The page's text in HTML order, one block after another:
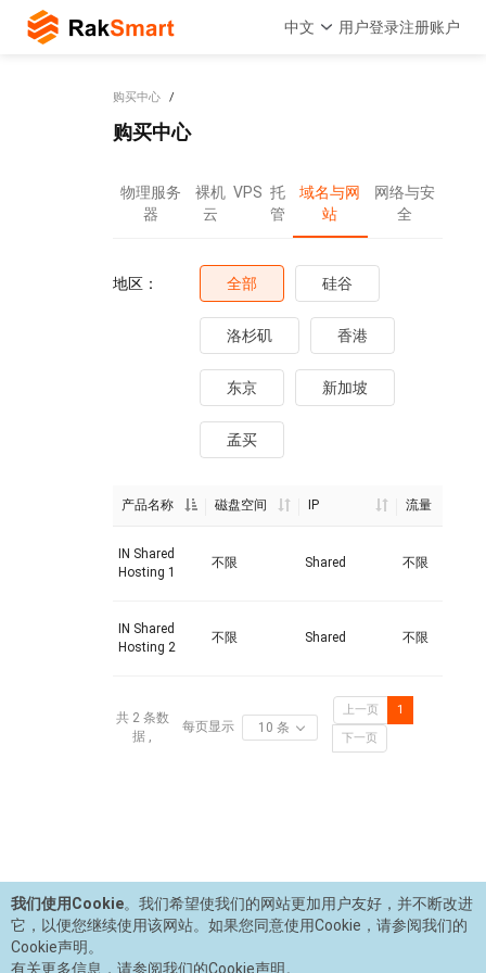
中文 用户登录注册账户
购买中心
购买中心
物理服务
器
裸机
云
VPS 托
管
域名与网
站
网络与安
全
地区： 全部 硅谷
洛杉矶 香港
东京 新加坡
孟买
产品名称 磁盘空间 IP 流量
IN Shared
Hosting 1
不限 Shared 不限
IN Shared
Hosting 2
不限 Shared 不限
共 2 条数
据 ,
每页显示 10 条
上一页
1
下一页
我们使用Cookie。我们希望使我们的网站更加用户友好，并不断改进
它，以便您继续使用该网站。如果您同意使用Cookie，请参阅我们的
Cookie声明。
有关更多信息，请参阅我们的Cookie声明。